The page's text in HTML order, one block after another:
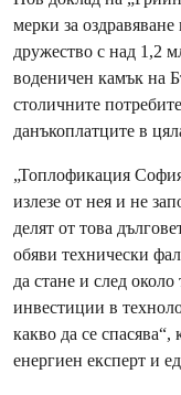
мерки за
дружество с над 1,2
воденичен камък на
столичните
данъкоплатците в
„Топлофикация
излезе от нея и не
делят от това
обяви технически
да стане и след
инвестиции в
какво да се
енергиен експерт и